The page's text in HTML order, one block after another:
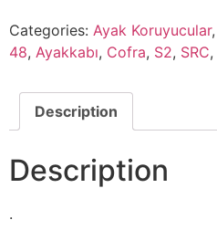
Categories: Ayak Koruyucular,
48, Ayakkabı, Cofra, S2, SRC,
Description
Description
.